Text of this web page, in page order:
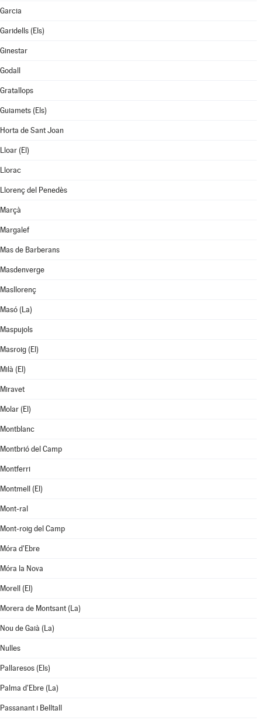
Garcia
Garidells (Els)
Ginestar
Godall
Gratallops
Guiamets (Els)
Horta de Sant Joan
Lloar (El)
Llorac
Llorenç del Penedès
Marçà
Margalef
Mas de Barberans
Masdenverge
Masllorenç
Masó (La)
Maspujols
Masroig (El)
Milà (El)
Miravet
Molar (El)
Montblanc
Montbrió del Camp
Montferri
Montmell (El)
Mont-ral
Mont-roig del Camp
Móra d'Ebre
Móra la Nova
Morell (El)
Morera de Montsant (La)
Nou de Gaià (La)
Nulles
Pallaresos (Els)
Palma d'Ebre (La)
Passanant i Belltall